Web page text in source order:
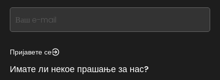
If
you
this,
this
Пријавете се
Имате ли некое прашање за нас?